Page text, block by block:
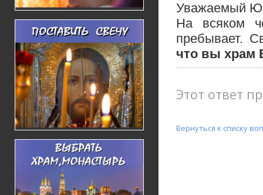
Уважаемый
На всяком
пребывает.
что вы храм
Этот ответ
Вернуться к списку